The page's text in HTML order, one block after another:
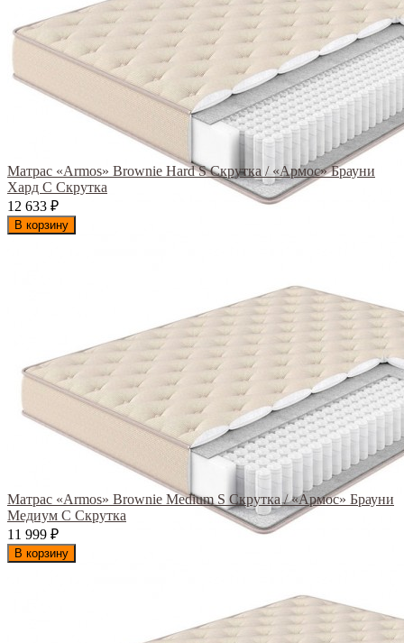
Матрас «Armos» Brownie Hard S Скрутка / «Армос» Брауни
Хард С Скрутка
12 633 ₽
В корзину
Матрас «Armos» Brownie Medium S Скрутка / «Армос» Брауни
Медиум С Скрутка
11 999 ₽
В корзину